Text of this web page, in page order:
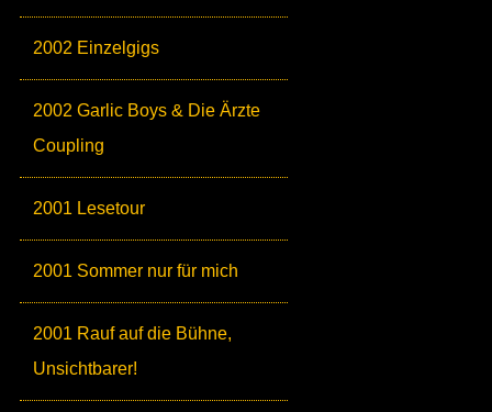
2002 Einzelgigs
2002 Garlic Boys & Die Ärzte
Coupling
2001 Lesetour
2001 Sommer nur für mich
2001 Rauf auf die Bühne,
Unsichtbarer!